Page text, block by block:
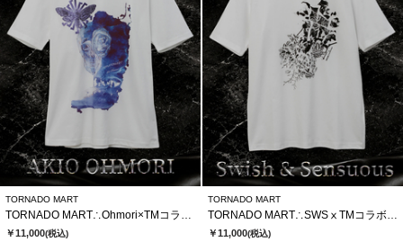
TORNADO MART
TORNADO MART∴Ohmori×TMコラボTシャツ
￥11,000(税込)
TORNADO MART
TORNADO MART∴SWSⅹTMコラボTシャツ
￥11,000(税込)